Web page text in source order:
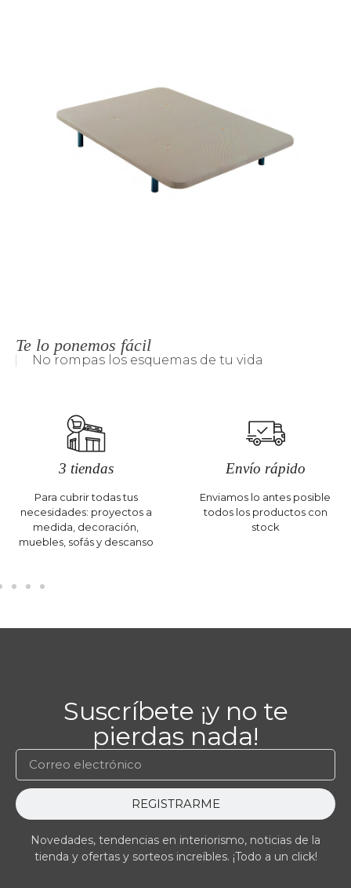
Te lo ponemos fácil
No rompas los esquemas de tu vida
3 tiendas
Para cubrir todas tus
necesidades: proyectos a
medida, decoración,
muebles, sofás y descanso
Envío rápido
Enviamos lo antes posible
todos los productos con
stock
Suscríbete ¡y no te
pierdas nada!
REGISTRARME
Novedades, tendencias en interiorismo, noticias de la
tienda y ofertas y sorteos increíbles. ¡Todo a un click!